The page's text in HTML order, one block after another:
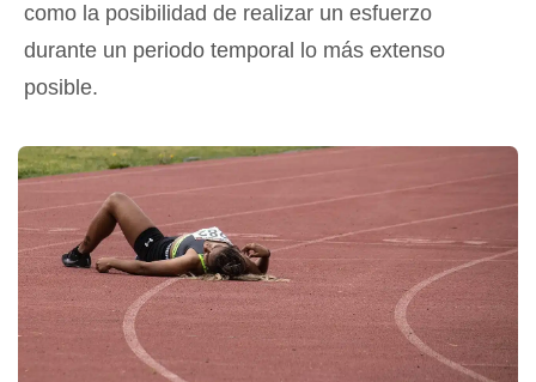
como la posibilidad de realizar un esfuerzo
durante un periodo temporal lo más extenso
posible.